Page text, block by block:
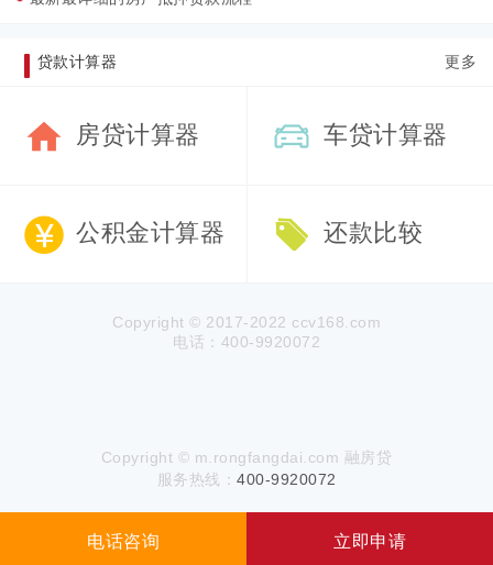
贷款计算器 更多
房贷计算器 车贷计算器
公积金计算器 还款比较
Copyright © 2017-2022 ccv168.com
电话：400-9920072
Copyright © m.rongfangdai.com 融房贷
服务热线： 400-9920072
电话咨询 立即申请